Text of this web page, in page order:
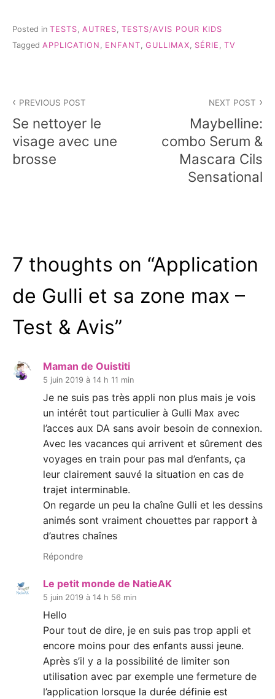
Posted in TESTS AUTRES TESTS/AVIS POUR KIDS
Tagged APPLICATION , ENFANT, GULLIMAX, SÉRIE , TV
de
l’article
PREVIOUS POST
Se nettoyer le
visage avec une
brosse
NEXT POST
Maybelline:
combo Serum &
Mascara Cils
Sensational
7 thoughts on “Application
de Gulli et sa zone max –
Test & Avis”
Maman de Ouistiti
5 juin 2019 à 14 h 11 min
Je ne suis pas très appli non plus mais je vois
un intérêt tout particulier à Gulli Max avec
l’acces aux DA sans avoir besoin de connexion.
Avec les vacances qui arrivent et sûrement des
voyages en train pour pas mal d’enfants, ça
leur clairement sauvé la situation en cas de
trajet interminable.
On regarde un peu la chaîne Gulli et les dessins
animés sont vraiment chouettes par rapport à
d’autres chaînes
Répondre
Le petit monde de NatieAK
5 juin 2019 à 14 h 56 min
Hello
Pour tout de dire, je en suis pas trop appli et
encore moins pour des enfants aussi jeune.
Après s’il y a la possibilité de limiter son
utilisation avec par exemple une fermeture de
l’application lorsque la durée définie est